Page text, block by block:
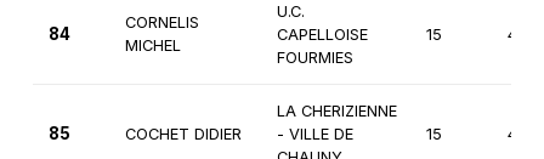
84
CORNELIS
MICHEL
U.C.
CAPELLOISE
FOURMIES
15
85 COCHET DIDIER
LA CHERIZIENNE
- VILLE DE
15